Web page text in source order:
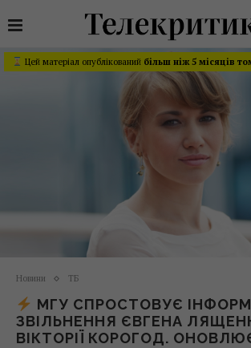
Цей матеріал опублікований більш ніж 5 місяців
Новини ТБ
МГУ СПРОСТОВУЄ
ЗВІЛЬНЕННЯ ЄВГЕНА
ВІКТОРІЇ КОРОГОД.